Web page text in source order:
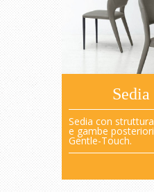
Sedia con
e gambe
Gentle-Touch.